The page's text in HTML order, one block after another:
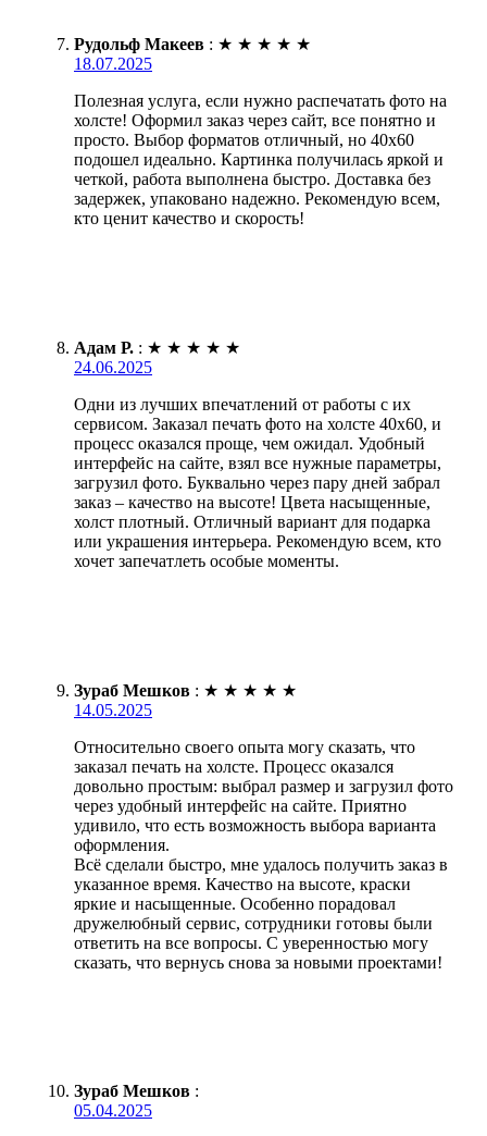
Рудольф Макеев : ★ ★ ★ ★ ★
18.07.2025
Полезная услуга, если нужно распечатать фото на
холсте! Оформил заказ через сайт, все понятно и
просто. Выбор форматов отличный, но 40х60
подошел идеально. Картинка получилась яркой и
четкой, работа выполнена быстро. Доставка без
задержек, упаковано надежно. Рекомендую всем,
кто ценит качество и скорость!
Адам Р. : ★ ★ ★ ★ ★
24.06.2025
Одни из лучших впечатлений от работы с их
сервисом. Заказал печать фото на холсте 40х60, и
процесс оказался проще, чем ожидал. Удобный
интерфейс на сайте, взял все нужные параметры,
загрузил фото. Буквально через пару дней забрал
заказ – качество на высоте! Цвета насыщенные,
холст плотный. Отличный вариант для подарка
или украшения интерьера. Рекомендую всем, кто
хочет запечатлеть особые моменты.
Зураб Мешков : ★ ★ ★ ★ ★
14.05.2025
Относительно своего опыта могу сказать, что
заказал печать на холсте. Процесс оказался
довольно простым: выбрал размер и загрузил фото
через удобный интерфейс на сайте. Приятно
удивило, что есть возможность выбора варианта
оформления.
Всё сделали быстро, мне удалось получить заказ в
указанное время. Качество на высоте, краски
яркие и насыщенные. Особенно порадовал
дружелюбный сервис, сотрудники готовы были
ответить на все вопросы. С уверенностью могу
сказать, что вернусь снова за новыми проектами!
Зураб Мешков :
05.04.2025